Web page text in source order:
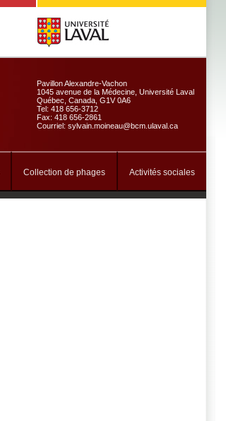
Pavillon Alexandre-Vachon
1045 avenue de la Médecine, Université Laval
Québec, Canada, G1V 0A6
Tel: 418 656-3712
Fax: 418 656-2861
Courriel: sylvain.moineau@bcm.ulaval.ca
Collection de phages Activités sociales